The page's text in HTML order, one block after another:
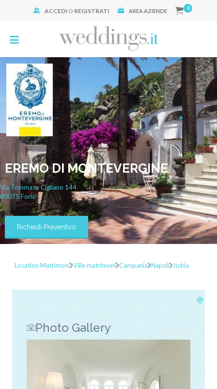
ACCEDI O REGISTRATI AREA AZIENDE 0
EREMO DI MONTEVERGINE
Via Tommaso Cigliano 144
80075 Forio
Richiedi Preventivo
Location Matrimoni Ville matrimoni Campania Napoli Ischia
Photo Gallery